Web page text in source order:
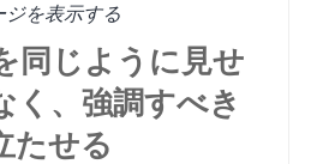
ジを表示する
同じように見せ
く、強調すべき
たせる